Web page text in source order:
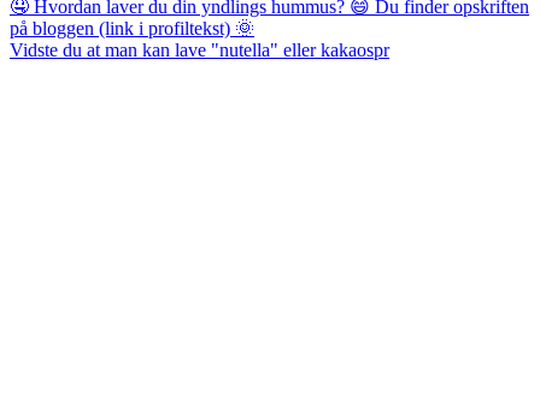
Vidste du at man kan lave "nutella" eller kakaospr